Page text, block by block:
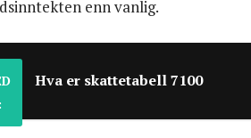
enn vanlig.
Hva er skattetabell 7100